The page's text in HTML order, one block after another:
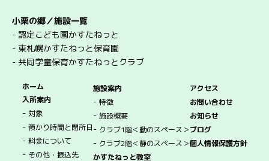
小栗の郷／施設一覧
- 認定こども園かすたねっと
- 東札幌かすたねっと保育園
- 共同学童保育かすたねっとクラブ
ホーム
入所案内
- 対象
- 預かり時間と閉所日
- 料金について
- その他・振込先
施設案内
- 特徴
- 施設概要
- クラブ1階＜動のスペース＞
- クラブ2階＜静のスペース＞
かすたねっと教室
アクセス
お問い合わせ
お知らせ
ブログ
個人情報保護方針